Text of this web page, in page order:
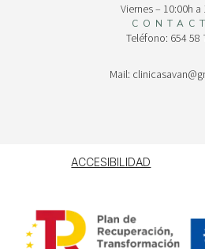
Viernes – 10:00h a
Teléfono: 654 58
Mail:
ACCESIBILIDAD